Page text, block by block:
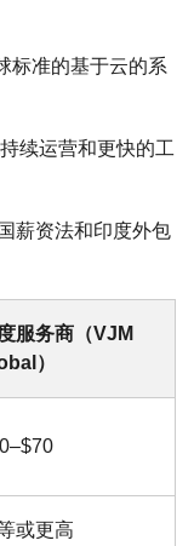
标准的基于云的系
续运营和更快的工
薪资法和印度外包
服务商（VJM
）
或更高